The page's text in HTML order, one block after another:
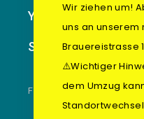
Your Account
Store Information
FOOTER BLOCK
Wir ziehen um!
uns an unserem
Brauereistrasse
⚠️Wichtiger
dem Umzug